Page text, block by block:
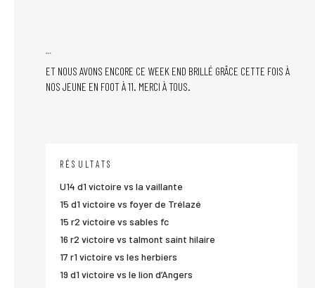
…
ET NOUS AVONS ENCORE CE WEEK END BRILLÉ GRÂCE CETTE FOIS À
NOS JEUNE EN FOOT À 11. MERCI À TOUS.
RÉSULTATS
U14 d1 victoire vs la vaillante
15 d1 victoire vs foyer de Trélazé
15 r2 victoire vs sables fc
16 r2 victoire vs talmont saint hilaire
17 r1 victoire vs les herbiers
19 d1 victoire vs le lion d’Angers